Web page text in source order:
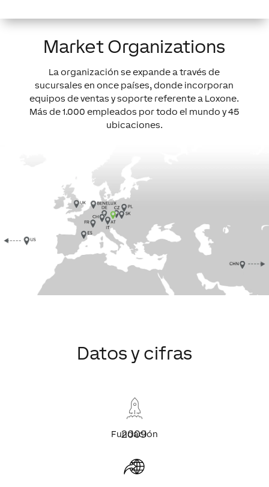
Market Organizations
La organización se expande a través de
sucursales en once países, donde incorporan
equipos de ventas y soporte referente a Loxone.
Más de 1.000 empleados por todo el mundo y 45
ubicaciones.
Datos y cifras
2009
Fundación